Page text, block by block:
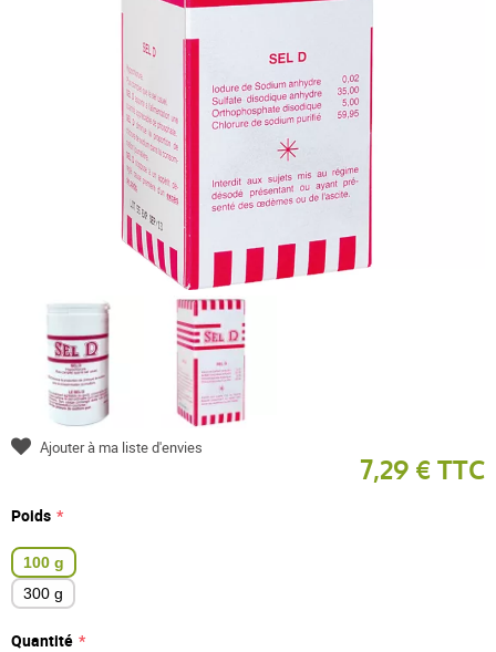
7,29 € TTC
Poids
100 g
300 g
Quantité
Ajouter à ma liste d'envies